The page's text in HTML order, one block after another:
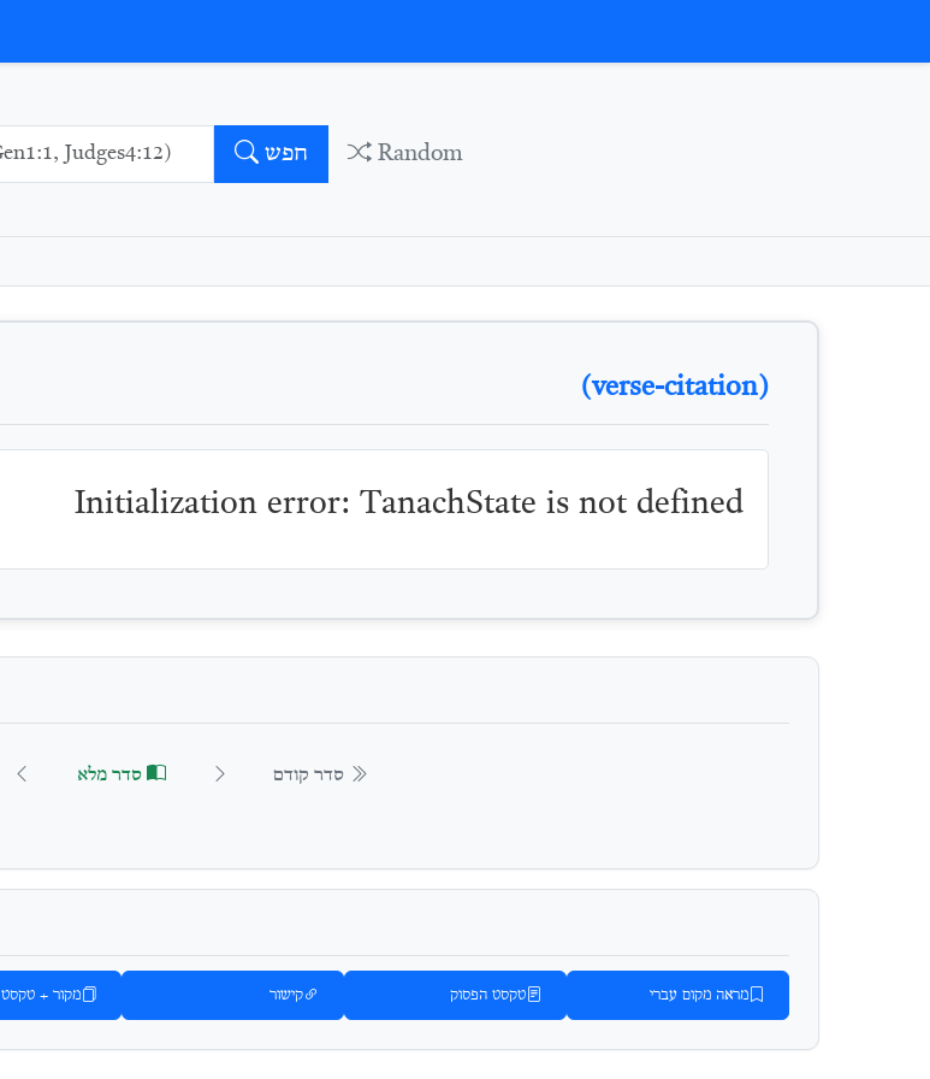
חפש Random
(verse-citation)
Initialization error: TanachState is not defined
סדר קודם סדר מלא
מראה מקום עברי טקסט הפסוק קישור מקור + טקסט